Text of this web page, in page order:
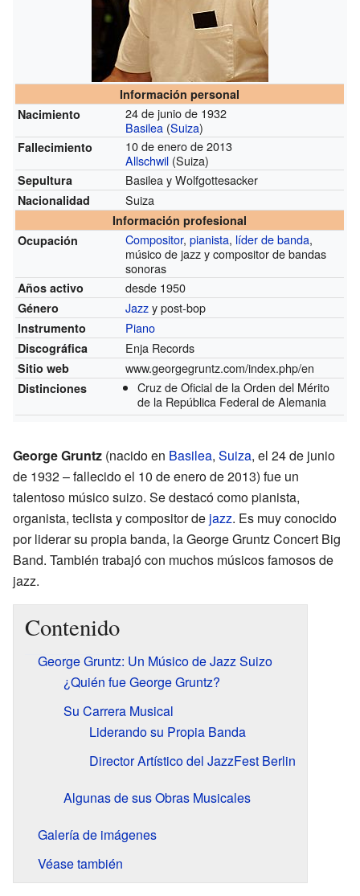
Información personal
Nacimiento
24 de junio de 1932
Basilea (Suiza)
Fallecimiento
10 de enero de 2013
Allschwil (Suiza)
Sepultura Basilea y Wolfgottesacker
Nacionalidad Suiza
Información profesional
Ocupación
Compositor,pianista, líder de banda,
músico de jazz y compositor de bandas
sonoras
Años activo desde 1950
Género Jazzy post-bop
Instrumento Piano
Discográfica Enja Records
Sitio web www.georgegruntz.com/index.php/en
Distinciones
Cruz de Oficial de la Orden del Mérito
de la República Federal de Alemania
George Gruntz (nacido en Basilea, Suiza, el 24 de junio
de 1932 – fallecido el 10 de enero de 2013) fue un
talentoso músico suizo. Se destacó como pianista,
organista, teclista y compositor de jazz. Es muy conocido
por liderar su propia banda, la George Gruntz Concert Big
Band. También trabajó con muchos músicos famosos de
jazz.
Contenido
George Gruntz: Un Músico de Jazz Suizo
¿Quién fue George Gruntz?
Su Carrera Musical
Liderando su Propia Banda
Director Artístico del JazzFest Berlin
Algunas de sus Obras Musicales
Galería de imágenes
Véase también